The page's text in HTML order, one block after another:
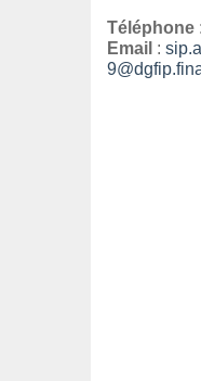
Téléphone
Email :